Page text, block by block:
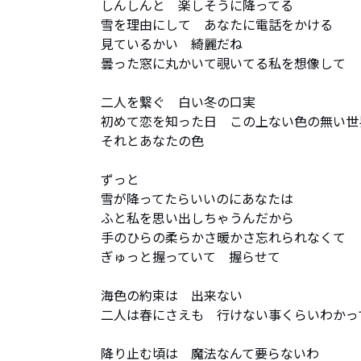
しんしんと　楽しそうに降ってる
雪を理由にして　あなたに電話をかける
見ているかい　綺麗だね
曇った窓に丸かいて覗いてる私を想像して
二人を繋ぐ　白い冬の口実
初めて恋を知った日　この上ない色の無い
それとあなたの色
ずっと
雪が降ってたらいいのにあなたは
ふと私を思い出しちゃうんだから
手のひらの柔らかさ暖かさ忘れられなくて
ぎゅっと握っていて　握らせて
海色の約束は　出来ない
二人は春にさえも　行けない事くらいわかっ
降り止む頃は　魔法なんて要らないわ